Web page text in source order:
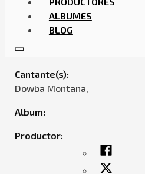
ALBUMES
BLOG
Cantante(s):
Dowba Montana,ㅤㅤ
Album:
Productor: